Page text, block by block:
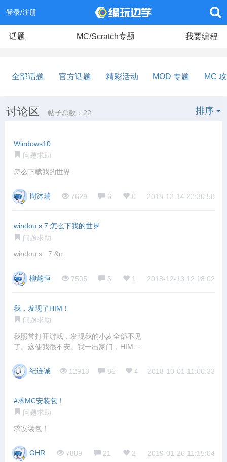
登录/注册
话题 MC/Scratch专题 我要编程
全部话题 官方话题 精彩活动 MOD 专题 MC
讨论区 帖子总数：22 排序
Windows10
问题求助
怎么下载我的世界
周沐瑞 7629 6 0 2018-12-14 22:30:58
windou s 7 怎么下我的世界
问题求助
windou s 7 &n
柳懿恒 7505 6 1 2018-12-13 12:18:02
我，发现了HIM！
问题求助
我照常打开游戏，发现我的小麦全部不见
了。这使我很不安。我一出家门，HIM在
纪连诚
12913 85 4 2018-10-01 11:00:33
#求MC安装包！
问题求助
求安装包！
GHR 7889 21 2 2019-01-26 11:15:04